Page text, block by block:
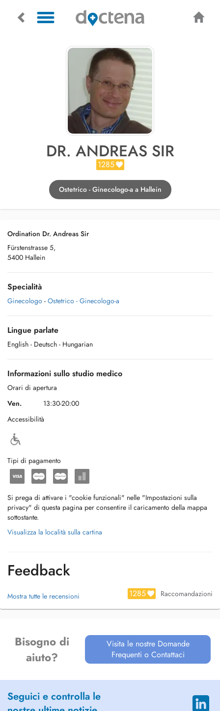
DR. ANDREAS SIR
1285
Ostetrico - Ginecologo-a a Hallein
Ordination Dr. Andreas Sir
Fürstenstrasse 5,
5400 Hallein
Specialità
Ginecologo - Ostetrico - Ginecologo-a
Lingue parlate
English - Deutsch - Hungarian
Informazioni sullo studio medico
Orari di apertura
Ven.
13:30-20:00
Accessibilità
Tipi di pagamento
Si prega di attivare i "cookie funzionali" nelle "Impostazioni sulla
privacy" di questa pagina per consentire il caricamento della mappa
sottostante.
Visualizza la località sulla cartina
Feedback
Mostra tutte le recensioni 1285 Raccomandazioni
Bisogno di
aiuto?
Visita le nostre Domande
Frequenti o Contattaci
Seguici e controlla le